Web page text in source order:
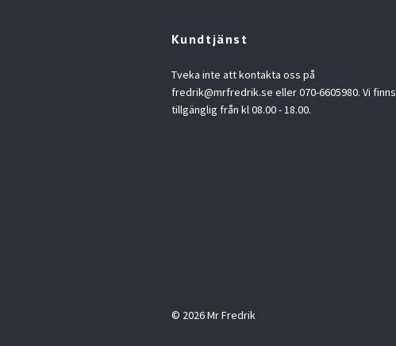
Kundtjänst
Tveka inte att kontakta oss på
fredrik@mrfredrik.se eller 070-6605980. Vi finns
tillgänglig från kl 08.00 - 18.00.
© 2026 Mr Fredrik